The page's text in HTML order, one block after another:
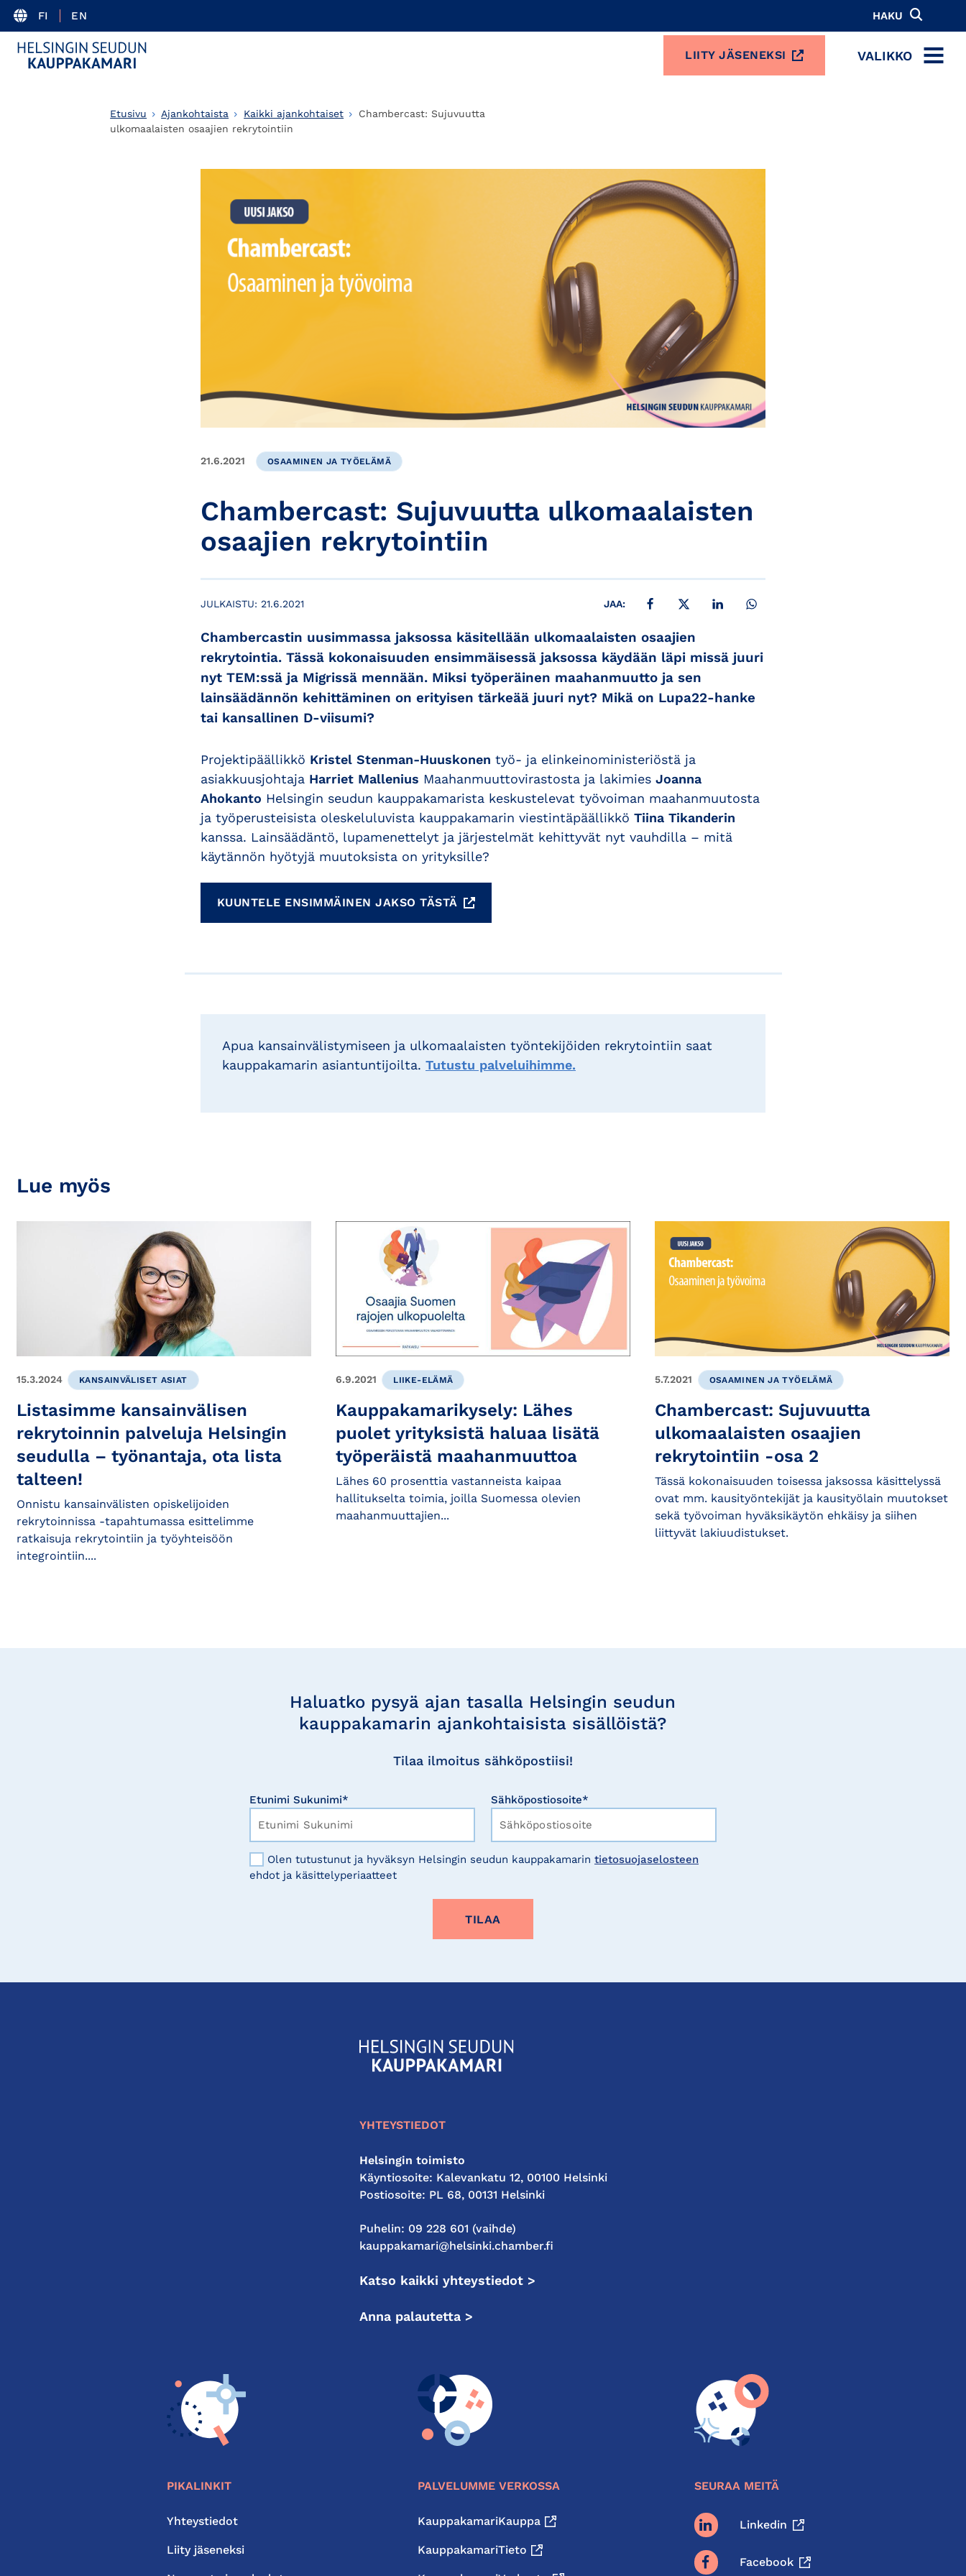
FI EN HAKU
LIITY JÄSENEKSI VALIKKO
MENU
Etusivu Ajankohtaista Kaikki ajankohtaiset
Chambercast: Sujuvuutta
ulkomaalaisten osaajien rekrytointiin
21.6.2021 OSAAMINEN JA TYÖELÄMÄ
Chambercast: Sujuvuutta ulkomaalaisten
osaajien rekrytointiin
JULKAISTU: 21.6.2021 JAA: JAA FACEBOOKISSA
JAA X:SSÄ JAA LINKEDINISSÄ
Chambercastin uusimmassa jaksossa käsitellään ulkomaalaisten osaajien
rekrytointia. Tässä kokonaisuuden ensimmäisessä jaksossa käydään läpi missä juuri
nyt TEM:ssä ja Migrissä mennään. Miksi työperäinen maahanmuutto ja sen
lainsäädännön kehittäminen on erityisen tärkeää juuri nyt? Mikä on Lupa22-hanke
tai kansallinen D-viisumi?
Projektipäällikkö Kristel Stenman-Huuskonen työ- ja elinkeinoministeriöstä ja
asiakkuusjohtaja Harriet Mallenius Maahanmuuttovirastosta ja lakimies Joanna
Ahokanto Helsingin seudun kauppakamarista keskustelevat työvoiman maahanmuutosta
ja työperusteisista oleskeluluvista kauppakamarin viestintäpäällikkö Tiina Tikanderin
kanssa. Lainsäädäntö, lupamenettelyt ja järjestelmät kehittyvät nyt vauhdilla – mitä
käytännön hyötyjä muutoksista on yrityksille?
KUUNTELE ENSIMMÄINEN JAKSO TÄSTÄ
Apua kansainvälistymiseen ja ulkomaalaisten työntekijöiden rekrytointiin saat
kauppakamarin asiantuntijoilta. Tutustu palveluihimme.
Lue myös
15.3.2024 KANSAINVÄLISET ASIAT
Listasimme kansainvälisen
rekrytoinnin palveluja Helsingin
seudulla – työnantaja, ota lista
talteen!
Onnistu kansainvälisten opiskelijoiden
rekrytoinnissa -tapahtumassa esittelimme
ratkaisuja rekrytointiin ja työyhteisöön
integrointiin....
6.9.2021 LIIKE-ELÄMÄ
Kauppakamarikysely: Lähes
puolet yrityksistä haluaa lisätä
työperäistä maahanmuuttoa
Lähes 60 prosenttia vastanneista kaipaa
hallitukselta toimia, joilla Suomessa olevien
maahanmuuttajien...
5.7.2021 OSAAMINEN JA TYÖELÄMÄ
Chambercast: Sujuvuutta
ulkomaalaisten osaajien
rekrytointiin -osa 2
Tässä kokonaisuuden toisessa jaksossa käsittelyssä
ovat mm. kausityöntekijät ja kausityölain muutokset
sekä työvoiman hyväksikäytön ehkäisy ja siihen
liittyvät lakiuudistukset.
Haluatko pysyä ajan tasalla Helsingin seudun
kauppakamarin ajankohtaisista sisällöistä?
Tilaa ilmoitus sähköpostiisi!
Etunimi Sukunimi* Sähköpostiosoite*
Olen tutustunut ja hyväksyn Helsingin seudun kauppakamarin tietosuojaselosteen
ehdot ja käsittelyperiaatteet
KauppakamariHelsingin
seudun
YHTEYSTIEDOT
Helsingin toimisto
Käyntiosoite: Kalevankatu 12, 00100 Helsinki
Postiosoite: PL 68, 00131 Helsinki
Puhelin: 09 228 601 (vaihde)
kauppakamari@helsinki.chamber.fi
Katso kaikki yhteystiedot >
Anna palautetta >
PIKALINKIT
Yhteystiedot
Liity jäseneksi
PALVELUMME VERKOSSA
KauppakamariKauppa
KauppakamariTieto
SEURAA MEITÄ
Linkedin
Facebook